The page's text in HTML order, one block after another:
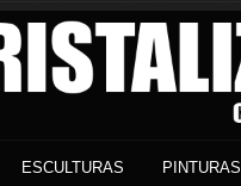
ESCULTURAS PINTURAS